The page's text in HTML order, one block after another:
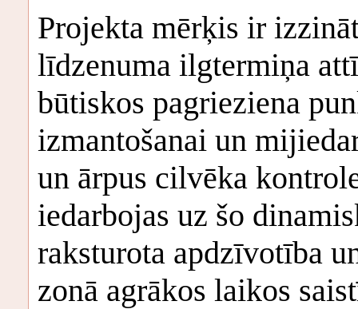
Projekta mērķis ir
līdzenuma ilgtermiņa
būtiskos pagrieziena
izmantošanai un
un ārpus cilvēka
iedarbojas uz šo
raksturota apdzīvotība
zonā agrākos laikos